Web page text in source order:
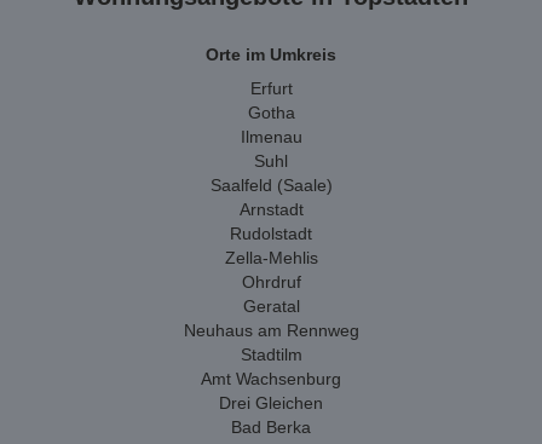
Orte im Umkreis
Erfurt
Gotha
Ilmenau
Suhl
Saalfeld (Saale)
Arnstadt
Rudolstadt
Zella-Mehlis
Ohrdruf
Geratal
Neuhaus am Rennweg
Stadtilm
Amt Wachsenburg
Drei Gleichen
Bad Berka